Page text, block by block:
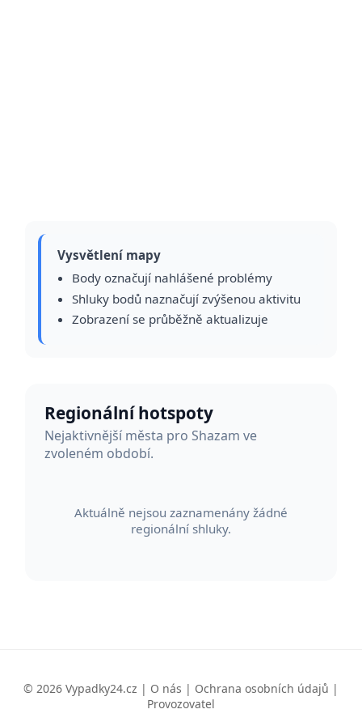
Vysvětlení mapy
Body označují nahlášené problémy
Shluky bodů naznačují zvýšenou aktivitu
Zobrazení se průběžně aktualizuje
Regionální hotspoty
Nejaktivnější města pro Shazam ve
zvoleném období.
Aktuálně nejsou zaznamenány žádné
regionální shluky.
© 2026 Vypadky24.cz | O nás | Ochrana osobních údajů |
Provozovatel